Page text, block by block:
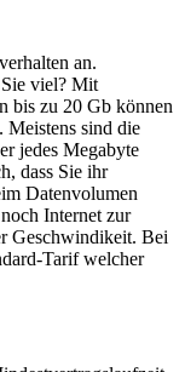
an.
viel? Mit
bis zu 20 Gb können
Meistens sind die
jedes Megabyte
dass Sie ihr
Datenvolumen
Internet zur
Geschwindikeit. Bei
Tarif welcher